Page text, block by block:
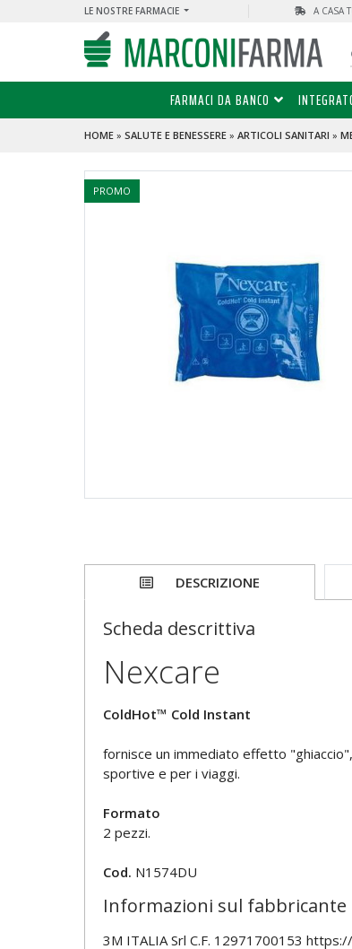
LE NOSTRE FARMACIE A CASA
FARMACI DA BANCO
HOME» SALUTE E BENESSERE» ARTICOLI SANITARI »
PROMO
DESCRIZIONE
Scheda descrittiva
Nexcare
ColdHot™ Cold Instant
fornisce un immediato effetto
sportive e per i viaggi.
Formato
2 pezzi.
Cod. N1574DU
Informazioni sul fabbricante
3M ITALIA Srl C.F. 12971700153